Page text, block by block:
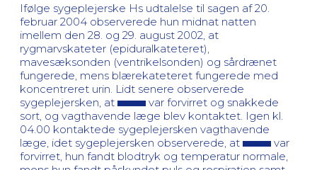
Ifølge sygeplejerske Hs udtalelse til sagen af 20.
februar 2004 observerede hun midnat natten
imellem den 28. og 29. august 2002, at
rygmarvskateter (epiduralkateteret),
mavesæksonden (ventrikelsonden) og sårdrænet
fungerede, mens blærekateteret fungerede med
koncentreret urin. Lidt senere observerede
sygeplejersken, at
var forvirret og snakkede
sort, og vagthavende læge blev kontaktet. Igen kl.
04.00 kontaktede sygeplejersken vagthavende
læge, idet sygeplejersken observerede, at
var
forvirret, hun fandt blodtryk og temperatur normale,